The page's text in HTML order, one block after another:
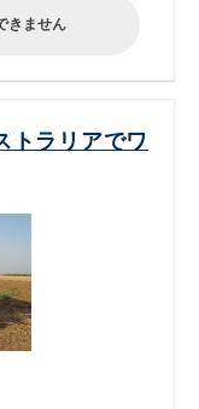
きません
トラリアでワ